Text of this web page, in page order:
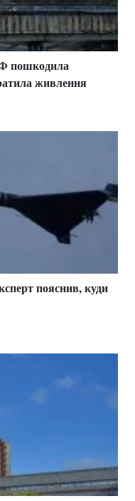
пошкодила
живлення
пояснив, куди